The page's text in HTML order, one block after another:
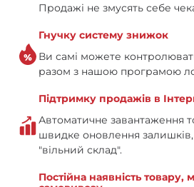
Продажі не змусять себе
Гнучку систему знижок
Ви самі можете
разом з нашою програмою
Підтримку продажів в
Автоматичне завантаження
швидке оновлення
"вільний склад".
Постійна наявність товару,